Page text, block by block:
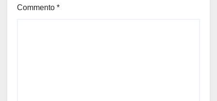
Commento *